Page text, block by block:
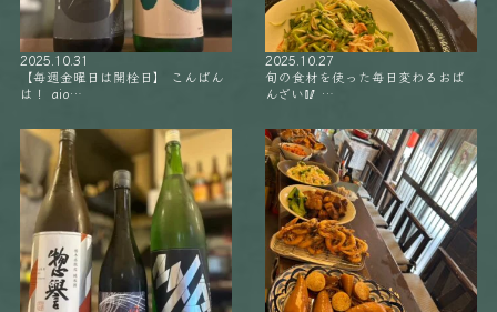
2025.10.31
【毎週金曜日は開栓日】 こんばん
は！ aio…
2025.10.27
旬の食材を使った毎日変わるおば
んざい🥢 …